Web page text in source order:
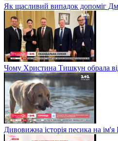
Як щасливий випадок допоміг
Чому Христина Тишкун обрала
Дивовижна історія песика на ім'я